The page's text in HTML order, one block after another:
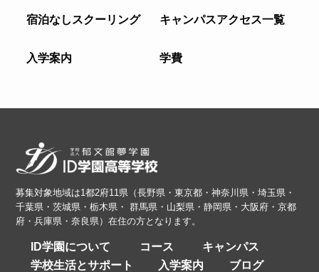
宿泊なしスクーリング キャンパスアクセス一覧
入学案内 学費
募集対象地域は1都2府11県（長野県・東京都・神奈川県・埼玉県・
千葉県・茨城県・栃木県・ 群馬県・山梨県・静岡県・大阪府・京都
府・兵庫県・奈良県）在住の方となります。
ID学園について コース
キャンパス
学校生活とサポート
入学案内 ブログ